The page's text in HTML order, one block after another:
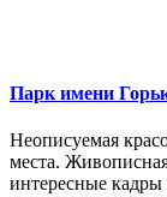
Парк имени
Неописуемая
места.
интересные